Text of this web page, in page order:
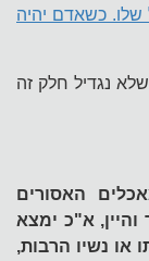
כשאדם יהיה
נגדיל חלק זה
האסורים
א"כ ימצא
נשיו הרבות,